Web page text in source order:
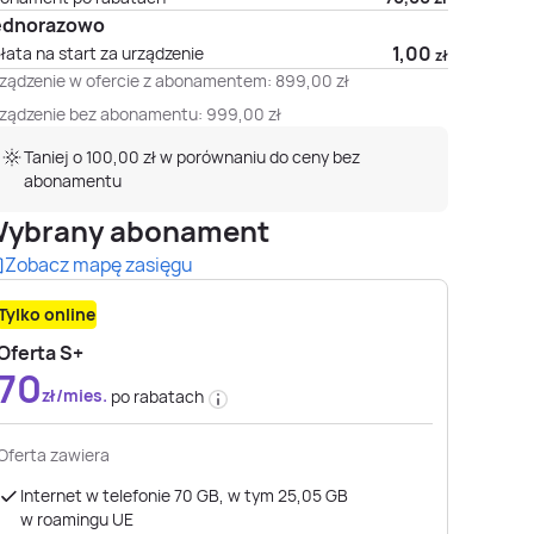
na start za urządzenie 1,00 zł
w ofercie z abonamentem: 899,00 zł
bez abonamentu: 999,00 zł
Taniej o 100,00 zł w porównaniu do ceny bez
abonamentu
abonament
Zobacz mapę zasięgu
online
S+
zł/mies. po rabatach
zawiera
Internet w telefonie 70 GB, w tym 25,05 GB
w roamingu UE